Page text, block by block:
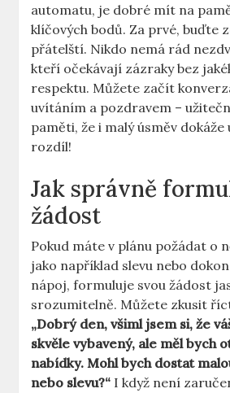
automatu, je dobré mít na
klíčových bodů. Za prvé, buďte
přátelští. Nikdo nemá rád
kteří očekávají zázraky bez
respektu. Můžete začít
uvítáním a pozdravem –
paměti, že i malý úsměv dokáže
rozdíl!
Jak správně
žádost
Pokud máte v plánu požádat o
jako například slevu nebo
nápoj, formuluje svou žádost
srozumitelně. Můžete zkusit
„Dobrý den, všiml jsem si, že
skvěle vybavený, ale měl bych
nabídky. Mohl bych dostat
nebo slevu?“ I když není